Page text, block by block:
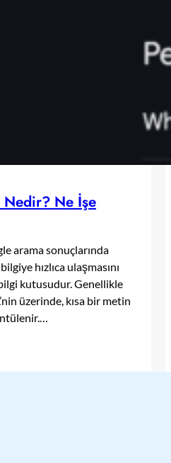
Nedir? Ne İşe
arama sonuçlarında
hızlıca ulaşmasını
kutusudur. Genellikle
üzerinde, kısa bir metin